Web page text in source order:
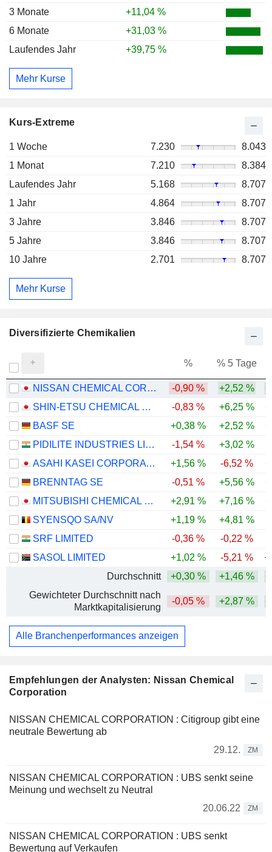
Empfehlungen der Analysten: Nissan Chemical
Corporation
NISSAN CHEMICAL CORPORATION : Citigroup gibt eine
neutrale Bewertung ab
29.12.
ZM
NISSAN CHEMICAL CORPORATION : UBS senkt seine
Meinung und wechselt zu Neutral
20.06.22
ZM
NISSAN CHEMICAL CORPORATION : UBS senkt
Bewertung auf Verkaufen
3 Monate
+11,04 %
6 Monate
+31,03 %
Laufendes Jahr
+39,75 %
Mehr Kurse
Kurs-Extreme
1 Woche 7.230
8.043
1 Monat
7.210
8.384
Laufendes Jahr
5.168
8.707
1 Jahr
4.864
8.707
3 Jahre
3.846
8.707
5 Jahre
3.846
8.707
10 Jahre
2.701 8.707
Mehr Kurse
Diversifizierte Chemikalien
% % 5 Tage
NISSAN CHEMICAL CORPORATION -0,90 % +2,52 %
SHIN-ETSU CHEMICAL CO., LTD.
-0,83 % +6,25 %
BASF SE
+0,38 % +2,52 %
PIDILITE INDUSTRIES LIMITED
-1,54 % +3,02 %
ASAHI KASEI CORPORATION
+1,56 % -6,52 %
BRENNTAG SE
-0,51 % +5,56 %
MITSUBISHI CHEMICAL GROUP CORPORATION
+2,91 % +7,16 %
SYENSQO SA/NV
+1,19 % +4,81 %
SRF LIMITED
-0,36 % -0,22 %
SASOL LIMITED
+1,02 % -5,21 %
Durchschnitt
+0,30 % +1,46 %
Gewichteter Durchschnitt nach
Marktkapitalisierung
-0,05 % +2,87 %
Alle Branchenperformances anzeigen